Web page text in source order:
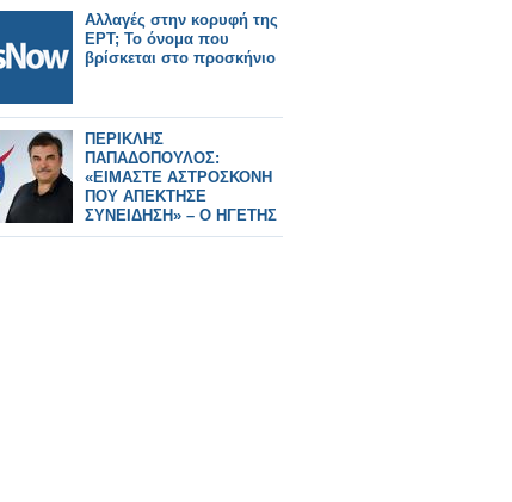
Αλλαγές στην κορυφή της
ΕΡΤ; Το όνομα που
βρίσκεται στο προσκήνιο
ΠΕΡΙΚΛΗΣ
ΠΑΠΑΔΟΠΟΥΛΟΣ:
«ΕΙΜΑΣΤΕ ΑΣΤΡΟΣΚΟΝΗ
ΠΟΥ ΑΠΕΚΤΗΣΕ
ΣΥΝΕΙΔΗΣΗ» – Ο ΗΓΕΤΗΣ
ΤΗΣ NASA ΠΙΣΩ ΑΠΟ ΤΟ